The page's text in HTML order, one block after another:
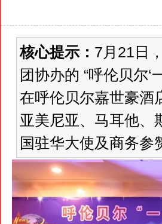
核心提示： 7月21日
团协办的 “呼伦贝尔
在呼伦贝尔嘉世豪酒
亚美尼亚、马耳他、
国驻华大使及商务参